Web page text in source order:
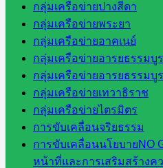
กลุ่มเครือข่ายปางสีดา
กลุ่มเครือข่ายพระยา
กลุ่มเครือข่ายอาคเนย์
กลุ่มเครือข่ายอารยธรรมบู
กลุ่มเครือข่ายอารยธรรมบู
กลุ่มเครือข่ายเทวาธิราช
กลุ่มเครือข่ายไตรมิตร
การขับเคลื่อนจริยธรรม
การขับเคลื่อนนโยบายNO
หน้าที่และการเสริมสร้าง
กระทรวง
ศึกษาธิการ
กระทรวง
การ
อุดมศึกษา
สำนักงาน
เลขาธิการ
สภาการ
ศึกษา